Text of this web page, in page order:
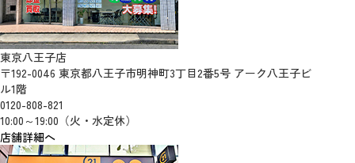
東京八王子店
〒192-0046 東京都八王子市明神町3丁目2番5号 アーク八王子ビ
ル1階
0120-808-821
10:00～19:00（火・水定休）
店舗詳細へ